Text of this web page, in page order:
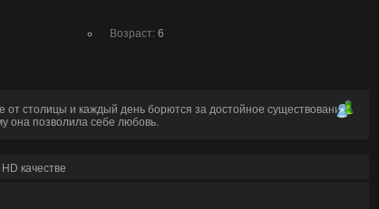
Возраст:6
столицы и каждый день борются за достойное существование.
она позволила себе любовь.
качестве